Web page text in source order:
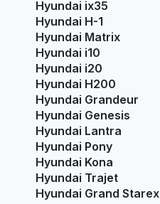
Hyundai ix35
Hyundai H-1
Hyundai Matrix
Hyundai i10
Hyundai i20
Hyundai H200
Hyundai Grandeur
Hyundai Genesis
Hyundai Lantra
Hyundai Pony
Hyundai Kona
Hyundai Trajet
Hyundai Grand Starex